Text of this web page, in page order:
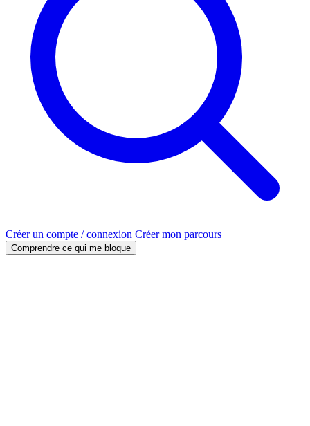
Créer un compte / connexion Créer mon parcours
Comprendre ce qui me bloque